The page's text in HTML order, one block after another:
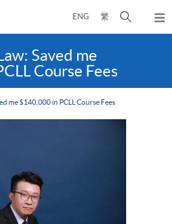
ENG 繁
开
面
弹
出
Saved me
Course Fees
me $140,000 in PCLL Course Fees